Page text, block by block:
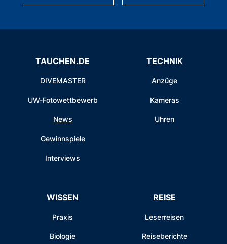
TAUCHEN.DE
DIVEMASTER
UW-Fotowettbewerb
News
Gewinnspiele
Interviews
TECHNIK
Anzüge
Kameras
Uhren
WISSEN
Praxis
Biologie
REISE
Leserreisen
Reiseberichte